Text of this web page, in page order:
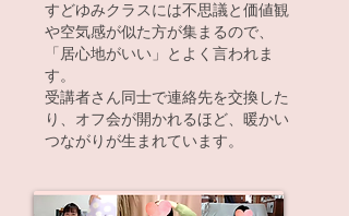
すどゆみクラスには不思議と価値観
や空気感が似た方が集まるので、
「居心地がいい」とよく言われま
す。
受講者さん同士で連絡先を交換した
り、オフ会が開かれるほど、暖かい
つながりが生まれています。